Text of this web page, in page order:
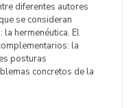
diferentes autores
se consideran
hermenéutica. El
la
posturas
concretos de la